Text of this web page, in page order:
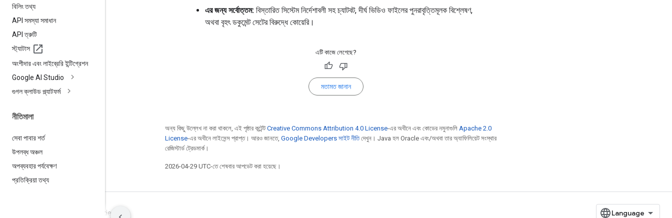
বিলিং তথ্য
API সমস্যা সমাধান
API ত্রুটি
স্ট্যাটাস
অংশীদার এবং লাইব্রেরি ইন্টিগ্রেশন
Google AI Studio
গুগল ক্লাউড প্ল্যাটফর্ম
নীতিমালা
সেবা পাবার শর্ত
উপলব্ধ অঞ্চল
অপব্যবহার পর্যবেক্ষণ
প্রতিক্রিয়া তথ্য
এর জন্য সর্বোত্তম: বিস্তারিত সিস্টেম নির্দেশাবলী সহ চ্যাটবট, দীর্ঘ ভিডিও ফাইলের পুনরাবৃত্তিমূলক বিশ্লেষণ,
অথবা বৃহৎ ডকুমেন্ট সেটের বিরুদ্ধে কোয়েরি।
এটি কাজে লেগেছে?
মতামত জানান
অন্য কিছু উল্লেখ না করা থাকলে, এই পৃষ্ঠার কন্টেন্ট Creative Commons Attribution 4.0 License-এর অধীনে এবং কোডের নমুনাগুলি Apache 2.0
License-এর অধীনে লাইসেন্স প্রাপ্ত। আরও জানতে, Google Developers সাইট নীতিদেখুন। Java হল Oracle এবং/অথবা তার অ্যাফিলিয়েট সংস্থার
রেজিস্টার্ড ট্রেডমার্ক।
2026-04-29 UTC-তে শেষবার আপডেট করা হয়েছে।
Manage cookies